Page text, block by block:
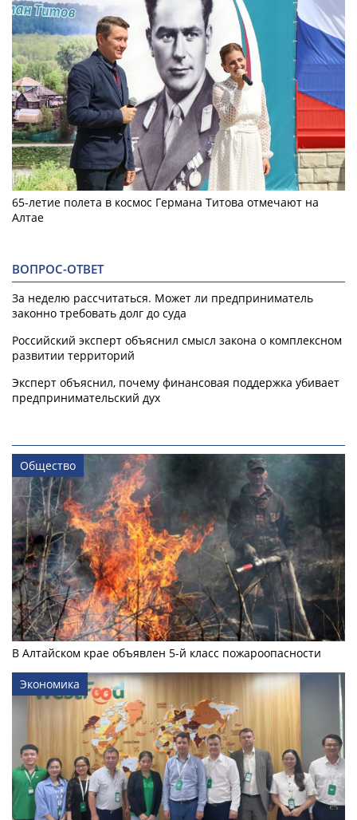
65-летие полета в космос Германа Титова отмечают на
Алтае
ВОПРОС-ОТВЕТ
За неделю рассчитаться. Может ли предприниматель
законно требовать долг до суда
Российский эксперт объяснил смысл закона о комплексном
развитии территорий
Эксперт объяснил, почему финансовая поддержка убивает
предпринимательский дух
Общество
В Алтайском крае объявлен 5-й класс пожароопасности
Экономика